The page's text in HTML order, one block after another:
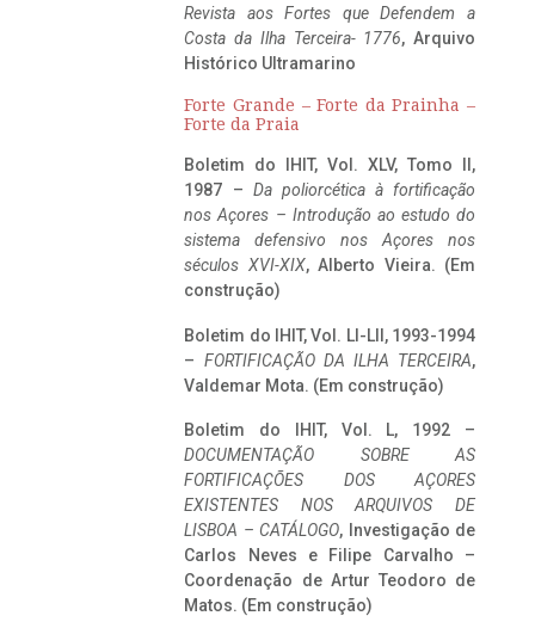
Revista aos Fortes que Defendem a
Costa da Ilha Terceira- 1776, Arquivo
Histórico Ultramarino
Forte Grande – Forte da Prainha –
Forte da Praia
Boletim do IHIT, Vol. XLV, Tomo II,
1987 – Da poliorcética à fortificação
nos Açores – Introdução ao estudo do
sistema defensivo nos Açores nos
séculos XVI-XIX, Alberto Vieira. (Em
construção)
Boletim do IHIT, Vol. LI-LII, 1993-1994
– FORTIFICAÇÃO DA ILHA TERCEIRA,
Valdemar Mota. (Em construção)
Boletim do IHIT, Vol. L, 1992 –
DOCUMENTAÇÃO SOBRE AS
FORTIFICAÇÕES DOS AÇORES
EXISTENTES NOS ARQUIVOS DE
LISBOA – CATÁLOGO, Investigação de
Carlos Neves e Filipe Carvalho –
Coordenação de Artur Teodoro de
Matos. (Em construção)